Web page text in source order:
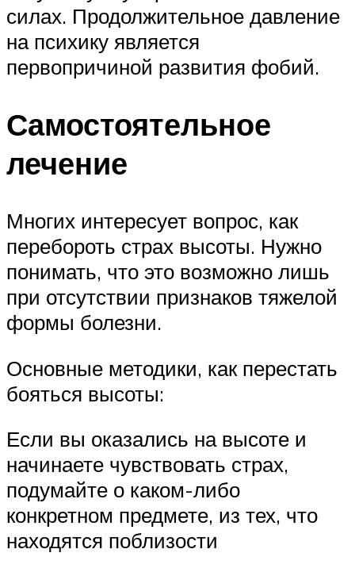
силах. Продолжительное давление
на психику является
первопричиной развития фобий.
Самостоятельное
лечение
Многих интересует вопрос, как
перебороть страх высоты. Нужно
понимать, что это возможно лишь
при отсутствии признаков тяжелой
формы болезни.
Основные методики, как перестать
бояться высоты:
Если вы оказались на высоте и
начинаете чувствовать страх,
подумайте о каком-либо
конкретном предмете, из тех, что
находятся поблизости